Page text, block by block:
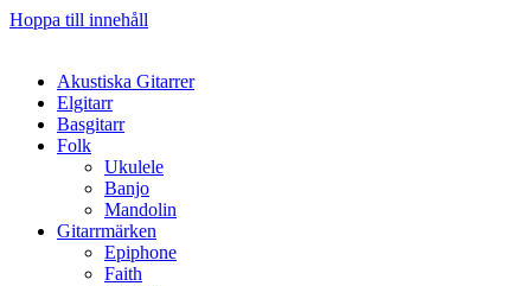
Hoppa till innehåll
Akustiska Gitarrer
Elgitarr
Basgitarr
Folk
Ukulele
Banjo
Mandolin
Gitarrmärken
Epiphone
Faith